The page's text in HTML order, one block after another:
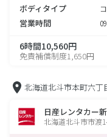
ボディタイプ
営業時間
6時間10,560円
免責補償制度1,650円
北海道北斗市本町六丁
日産レンタカー
北海道北斗市市渡